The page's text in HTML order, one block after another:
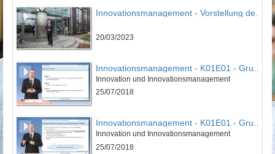
Innovationsmanagement - Vorstellung des IPMI
20/03/2023
Innovation und Innovationsmanagement
25/07/2018
Innovationsmanagement - K01E01 - Grundlagen des Innovationsmanagement - Teil 02
Innovation und Innovationsmanagement
25/07/2018